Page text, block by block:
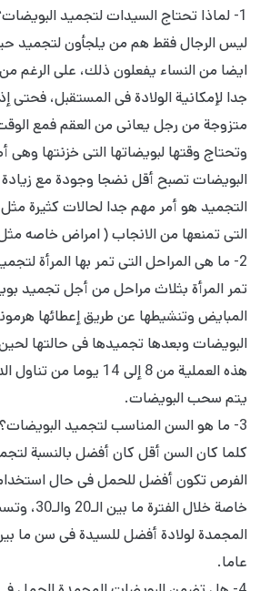
1- لماذا تحتاج السيدات لتجميد البويضات؟
لیس الرجال فقط هم من يلجأون لتجميد
ایضا من النساء يفعلون ذلك، على الرغم
جدا لإمكانية الولادة فى المستقبل، فحتى
متزوجة من رجل يعانى من العقم فمع
وتحتاج وقتها لبويضاتها التى خزنتها
البويضات تصبح أقل نضجا وجودة مع زيادة
التجميد هو أمر مهم جدا لحالات كثيرة
التی تمنعها من الانجاب ( امراض خاصه
2- ما هى المراحل التى تمر بها المرأة لتجميد بويضاتها؟
تمر المرأة بثلاث مراحل من أجل تجميد
المبايض وتنشيطها عن طريق إعطائها
البويضات وبعدها تجميدها فى حالتها
هذه العملية من 8 إلى 14
يتم سحب البويضات.
3- ما هو السن المناسب لتجميد البويضات؟
كلما كان السن أقل كان أفضل بالنسبة
الفرص تكون أفضل للحمل فى حال
خاصة خلال
عاما.